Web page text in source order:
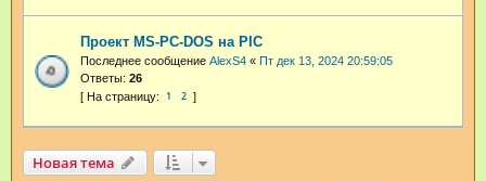
Проект MS-PC-DOS на PIC
Последнее сообщение AlexS4 « Пт дек 13, 2024 20:59:05
Ответы: 26
1 2
Новая тема